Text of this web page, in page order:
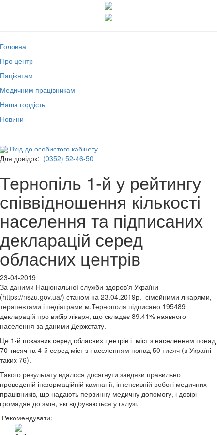
Головна
Про центр
Пацієнтам
Медичним працівникам
Наша гордість
Новини
Вхід до особистого кабінету
Для довідок: (0352) 52-46-50
Тернопіль 1-й у рейтингу
співвідношення кількості
населення та підписаних
декларацій серед
обласних центрів
23-04-2019
За даними Національної служби здоров'я України
(https://nszu.gov.ua/) станом на 23.04.2019р. сімейними лікарями,
терапевтами і педіатрами м.Тернополя підписано 195489
декларацій про вибір лікаря, що складає 89.41% наявного
населення за даними Держстату.
Це 1-й показник серед обласних центрів і міст з населенням понад
70 тисяч та 4-й серед міст з населенням понад 50 тисяч (в Україні
таких 76).
Такого результату вдалося досягнути завдяки правильно
проведеній інформаційній кампанії, інтенсивній роботі медичних
працівників, що надають первинну медичну допомогу, і довірі
громадян до змін, які відбуваються у галузі.
Рекомендувати: